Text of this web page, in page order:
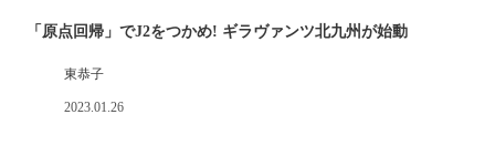
「原点回帰」でJ2をつかめ! ギラヴァンツ北九州が始動
東恭子
2023.01.26